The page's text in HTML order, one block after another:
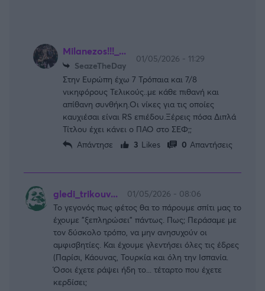
Milanezos!!!_...
SeazeTheDay
01/05/2026 - 11:29
Στην Ευρώπη έχω 7 Τρόπαια και 7/8
νικηφόρους Τελικούς..με κάθε πιθανή και
απίθανη συνθήκη.Οι νίκες για τις οποίες
καυχιέσαι είναι RS επιέδου.Ξέρεις πόσα Διπλά
Τίτλου έχει κάνει ο ΠΑΟ στο ΣΕΦ;;
Απάντησε
3 Likes 0 Απαντήσεις
gledi_trikouv...
01/05/2026 - 08:06
Το γεγονός πως φέτος θα το πάρουμε σπίτι μας το
έχουμε "ξεπληρώσει" πάντως. Πως; Περάσαμε με
τον δύσκολο τρόπο, να μην ανησυχούν οι
αμφισβητίες. Και έχουμε γλεντήσει όλες τις έδρες
(Παρίσι, Κάουνας, Τουρκία και όλη την Ισπανία.
Όσοι έχετε ράψει ήδη το... τέταρτο που έχετε
κερδίσει;